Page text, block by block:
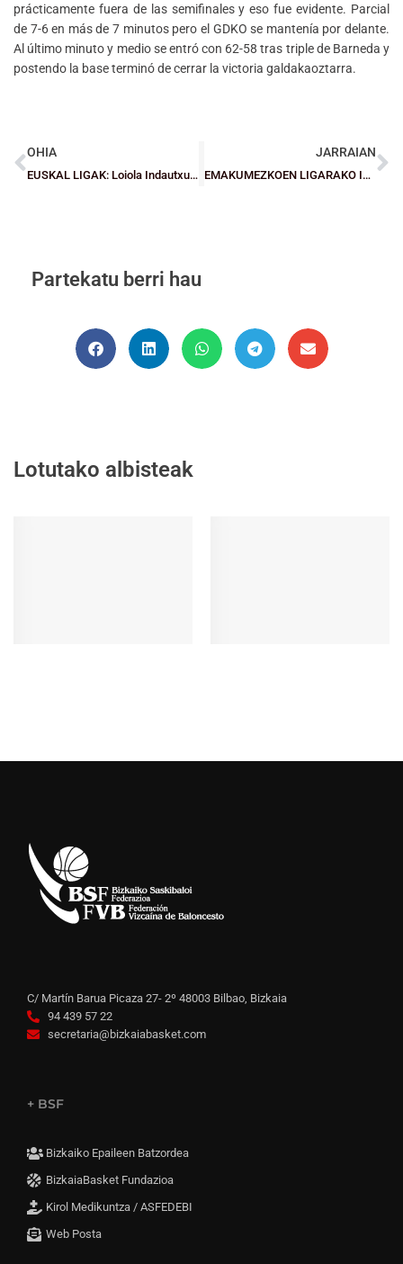
prácticamente fuera de las semifinales y eso fue evidente. Parcial
de 7-6 en más de 7 minutos pero el GDKO se mantenía por delante.
Al último minuto y medio se entró con 62-58 tras triple de Barneda y
postendo la base terminó de cerrar la victoria galdakaoztarra.
OHIA
EUSKAL LIGAK: Loiola Indautxu (CF y CD), Bilbao Unamuno eta Gernika KESB, Euskal Ligan gailentzeko asmoz
JARRAIAN
EMAKUMEZKOEN LIGARAKO IGOERA FASEA: Amore eman ez arren, ezin izan dio Gran Canariari irabazi GDKO-k (75-63).
Partekatu berri hau
Lotutako albisteak
C/ Martín Barua Picaza 27- 2º 48003 Bilbao, Bizkaia
94 439 57 22
secretaria@bizkaiabasket.com
+ BSF
Bizkaiko Epaileen Batzordea
BizkaiaBasket Fundazioa
Kirol Medikuntza / ASFEDEBI
Web Posta